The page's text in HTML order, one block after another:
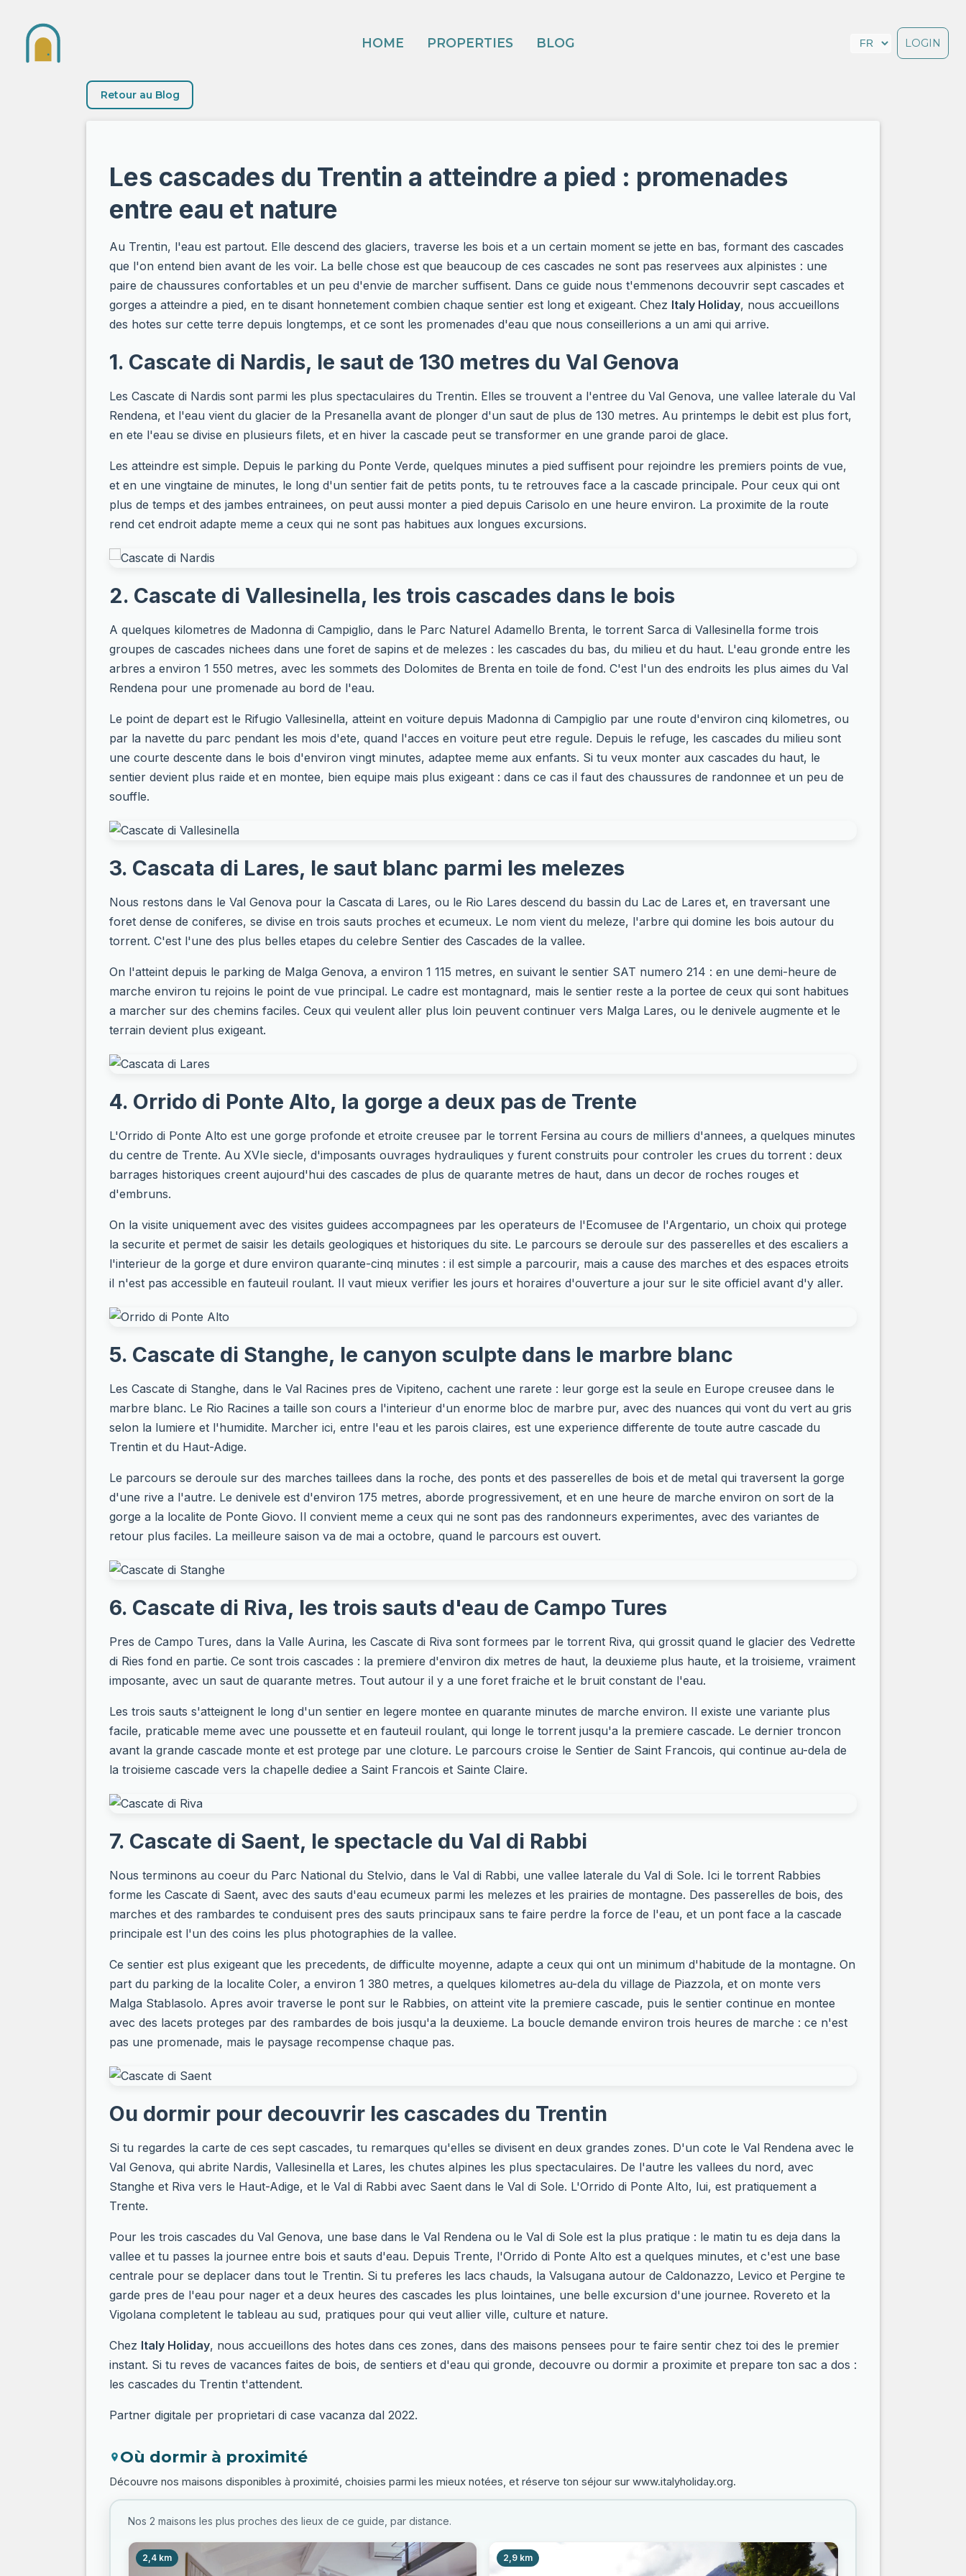
HOME PROPERTIES BLOG LOGIN
Retour au Blog
Les cascades du Trentin a atteindre a pied : promenades
entre eau et nature
Au Trentin, l'eau est partout. Elle descend des glaciers, traverse les bois et a un certain moment se jette en bas, formant des cascades
que l'on entend bien avant de les voir. La belle chose est que beaucoup de ces cascades ne sont pas reservees aux alpinistes : une
paire de chaussures confortables et un peu d'envie de marcher suffisent. Dans ce guide nous t'emmenons decouvrir sept cascades et
gorges a atteindre a pied, en te disant honnetement combien chaque sentier est long et exigeant. Chez Italy Holiday, nous accueillons
des hotes sur cette terre depuis longtemps, et ce sont les promenades d'eau que nous conseillerions a un ami qui arrive.
1. Cascate di Nardis, le saut de 130 metres du Val Genova
Les Cascate di Nardis sont parmi les plus spectaculaires du Trentin. Elles se trouvent a l'entree du Val Genova, une vallee laterale du Val
Rendena, et l'eau vient du glacier de la Presanella avant de plonger d'un saut de plus de 130 metres. Au printemps le debit est plus fort,
en ete l'eau se divise en plusieurs filets, et en hiver la cascade peut se transformer en une grande paroi de glace.
Les atteindre est simple. Depuis le parking du Ponte Verde, quelques minutes a pied suffisent pour rejoindre les premiers points de vue,
et en une vingtaine de minutes, le long d'un sentier fait de petits ponts, tu te retrouves face a la cascade principale. Pour ceux qui ont
plus de temps et des jambes entrainees, on peut aussi monter a pied depuis Carisolo en une heure environ. La proximite de la route
rend cet endroit adapte meme a ceux qui ne sont pas habitues aux longues excursions.
2. Cascate di Vallesinella, les trois cascades dans le bois
A quelques kilometres de Madonna di Campiglio, dans le Parc Naturel Adamello Brenta, le torrent Sarca di Vallesinella forme trois
groupes de cascades nichees dans une foret de sapins et de melezes : les cascades du bas, du milieu et du haut. L'eau gronde entre les
arbres a environ 1 550 metres, avec les sommets des Dolomites de Brenta en toile de fond. C'est l'un des endroits les plus aimes du Val
Rendena pour une promenade au bord de l'eau.
Le point de depart est le Rifugio Vallesinella, atteint en voiture depuis Madonna di Campiglio par une route d'environ cinq kilometres, ou
par la navette du parc pendant les mois d'ete, quand l'acces en voiture peut etre regule. Depuis le refuge, les cascades du milieu sont
une courte descente dans le bois d'environ vingt minutes, adaptee meme aux enfants. Si tu veux monter aux cascades du haut, le
sentier devient plus raide et en montee, bien equipe mais plus exigeant : dans ce cas il faut des chaussures de randonnee et un peu de
souffle.
3. Cascata di Lares, le saut blanc parmi les melezes
Nous restons dans le Val Genova pour la Cascata di Lares, ou le Rio Lares descend du bassin du Lac de Lares et, en traversant une
foret dense de coniferes, se divise en trois sauts proches et ecumeux. Le nom vient du meleze, l'arbre qui domine les bois autour du
torrent. C'est l'une des plus belles etapes du celebre Sentier des Cascades de la vallee.
On l'atteint depuis le parking de Malga Genova, a environ 1 115 metres, en suivant le sentier SAT numero 214 : en une demi-heure de
marche environ tu rejoins le point de vue principal. Le cadre est montagnard, mais le sentier reste a la portee de ceux qui sont habitues
a marcher sur des chemins faciles. Ceux qui veulent aller plus loin peuvent continuer vers Malga Lares, ou le denivele augmente et le
terrain devient plus exigeant.
4. Orrido di Ponte Alto, la gorge a deux pas de Trente
L'Orrido di Ponte Alto est une gorge profonde et etroite creusee par le torrent Fersina au cours de milliers d'annees, a quelques minutes
du centre de Trente. Au XVIe siecle, d'imposants ouvrages hydrauliques y furent construits pour controler les crues du torrent : deux
barrages historiques creent aujourd'hui des cascades de plus de quarante metres de haut, dans un decor de roches rouges et
d'embruns.
On la visite uniquement avec des visites guidees accompagnees par les operateurs de l'Ecomusee de l'Argentario, un choix qui protege
la securite et permet de saisir les details geologiques et historiques du site. Le parcours se deroule sur des passerelles et des escaliers a
l'interieur de la gorge et dure environ quarante-cinq minutes : il est simple a parcourir, mais a cause des marches et des espaces etroits
il n'est pas accessible en fauteuil roulant. Il vaut mieux verifier les jours et horaires d'ouverture a jour sur le site officiel avant d'y aller.
5. Cascate di Stanghe, le canyon sculpte dans le marbre blanc
Les Cascate di Stanghe, dans le Val Racines pres de Vipiteno, cachent une rarete : leur gorge est la seule en Europe creusee dans le
marbre blanc. Le Rio Racines a taille son cours a l'interieur d'un enorme bloc de marbre pur, avec des nuances qui vont du vert au gris
selon la lumiere et l'humidite. Marcher ici, entre l'eau et les parois claires, est une experience differente de toute autre cascade du
Trentin et du Haut-Adige.
Le parcours se deroule sur des marches taillees dans la roche, des ponts et des passerelles de bois et de metal qui traversent la gorge
d'une rive a l'autre. Le denivele est d'environ 175 metres, aborde progressivement, et en une heure de marche environ on sort de la
gorge a la localite de Ponte Giovo. Il convient meme a ceux qui ne sont pas des randonneurs experimentes, avec des variantes de
retour plus faciles. La meilleure saison va de mai a octobre, quand le parcours est ouvert.
6. Cascate di Riva, les trois sauts d'eau de Campo Tures
Pres de Campo Tures, dans la Valle Aurina, les Cascate di Riva sont formees par le torrent Riva, qui grossit quand le glacier des Vedrette
di Ries fond en partie. Ce sont trois cascades : la premiere d'environ dix metres de haut, la deuxieme plus haute, et la troisieme, vraiment
imposante, avec un saut de quarante metres. Tout autour il y a une foret fraiche et le bruit constant de l'eau.
Les trois sauts s'atteignent le long d'un sentier en legere montee en quarante minutes de marche environ. Il existe une variante plus
facile, praticable meme avec une poussette et en fauteuil roulant, qui longe le torrent jusqu'a la premiere cascade. Le dernier troncon
avant la grande cascade monte et est protege par une cloture. Le parcours croise le Sentier de Saint Francois, qui continue au-dela de
la troisieme cascade vers la chapelle dediee a Saint Francois et Sainte Claire.
7. Cascate di Saent, le spectacle du Val di Rabbi
Nous terminons au coeur du Parc National du Stelvio, dans le Val di Rabbi, une vallee laterale du Val di Sole. Ici le torrent Rabbies
forme les Cascate di Saent, avec des sauts d'eau ecumeux parmi les melezes et les prairies de montagne. Des passerelles de bois, des
marches et des rambardes te conduisent pres des sauts principaux sans te faire perdre la force de l'eau, et un pont face a la cascade
principale est l'un des coins les plus photographies de la vallee.
Ce sentier est plus exigeant que les precedents, de difficulte moyenne, adapte a ceux qui ont un minimum d'habitude de la montagne. On
part du parking de la localite Coler, a environ 1 380 metres, a quelques kilometres au-dela du village de Piazzola, et on monte vers
Malga Stablasolo. Apres avoir traverse le pont sur le Rabbies, on atteint vite la premiere cascade, puis le sentier continue en montee
avec des lacets proteges par des rambardes de bois jusqu'a la deuxieme. La boucle demande environ trois heures de marche : ce n'est
pas une promenade, mais le paysage recompense chaque pas.
Ou dormir pour decouvrir les cascades du Trentin
Si tu regardes la carte de ces sept cascades, tu remarques qu'elles se divisent en deux grandes zones. D'un cote le Val Rendena avec le
Val Genova, qui abrite Nardis, Vallesinella et Lares, les chutes alpines les plus spectaculaires. De l'autre les vallees du nord, avec
Stanghe et Riva vers le Haut-Adige, et le Val di Rabbi avec Saent dans le Val di Sole. L'Orrido di Ponte Alto, lui, est pratiquement a
Trente.
Pour les trois cascades du Val Genova, une base dans le Val Rendena ou le Val di Sole est la plus pratique : le matin tu es deja dans la
vallee et tu passes la journee entre bois et sauts d'eau. Depuis Trente, l'Orrido di Ponte Alto est a quelques minutes, et c'est une base
centrale pour se deplacer dans tout le Trentin. Si tu preferes les lacs chauds, la Valsugana autour de Caldonazzo, Levico et Pergine te
garde pres de l'eau pour nager et a deux heures des cascades les plus lointaines, une belle excursion d'une journee. Rovereto et la
Vigolana completent le tableau au sud, pratiques pour qui veut allier ville, culture et nature.
Chez Italy Holiday, nous accueillons des hotes dans ces zones, dans des maisons pensees pour te faire sentir chez toi des le premier
instant. Si tu reves de vacances faites de bois, de sentiers et d'eau qui gronde, decouvre ou dormir a proximite et prepare ton sac a dos :
les cascades du Trentin t'attendent.
Partner digitale per proprietari di case vacanza dal 2022.
Où dormir à proximité
Découvre nos maisons disponibles à proximité, choisies parmi les mieux notées, et réserve ton séjour sur www.italyholiday.org.
Nos 2 maisons les plus proches des lieux de ce guide, par distance.
2,4 km 2,9 km